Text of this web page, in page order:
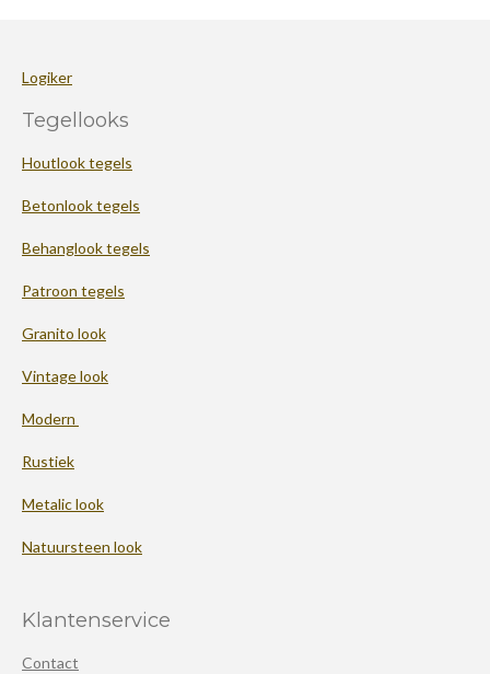
Logiker
Tegellooks
Houtlook tegels
Betonlook tegels
Behanglook tegels
Patroon tegels
Granito look
Vintage look
Modern
Rustiek
Metalic look
Natuursteen look
Klantenservice
Contact